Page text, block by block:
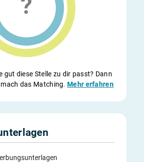
gut diese Stelle zu dir passt? Dann
das Matching.Mehr erfahren